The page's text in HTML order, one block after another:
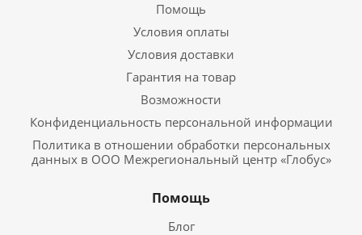
Помощь
Условия оплаты
Условия доставки
Гарантия на товар
Возможности
Конфиденциальность персональной информации
Политика в отношении обработки персональных
данных в ООО Межрегиональный центр «Глобус»
Помощь
Блог